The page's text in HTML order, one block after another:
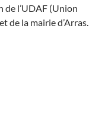
de l’UDAF (Union
de la mairie d’Arras.